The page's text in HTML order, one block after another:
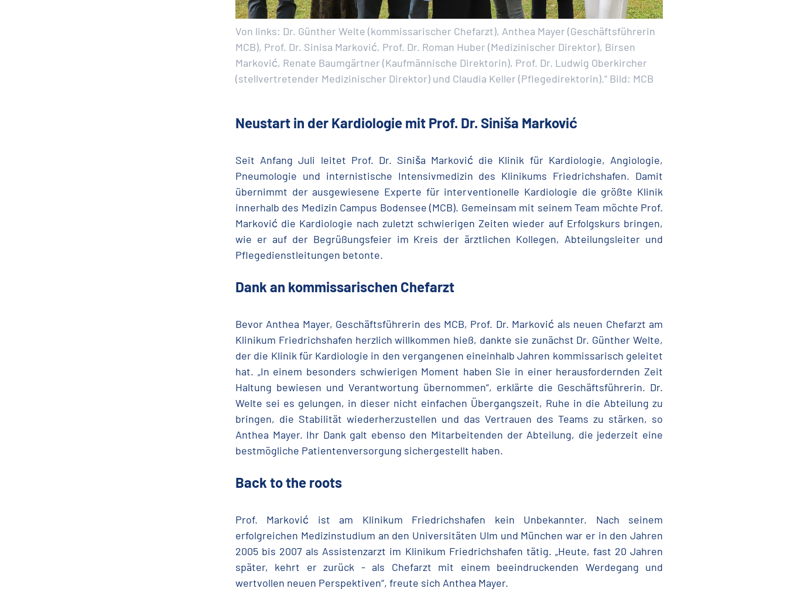
Von links: Dr. Günther Welte (kommissarischer Chefarzt), Anthea Mayer (Geschäftsführerin
MCB), Prof. Dr. Sinisa Marković, Prof. Dr. Roman Huber (Medizinischer Direktor), Birsen
Marković, Renate Baumgärtner (Kaufmännische Direktorin), Prof. Dr. Ludwig Oberkircher
(stellvertretender Medizinischer Direktor) und Claudia Keller (Pflegedirektorin).“ Bild: MCB
Neustart in der Kardiologie mit Prof. Dr. Siniša Marković
Seit Anfang Juli leitet Prof. Dr. Siniša Marković die Klinik für Kardiologie, Angiologie,
Pneumologie und internistische Intensivmedizin des Klinikums Friedrichshafen. Damit
übernimmt der ausgewiesene Experte für interventionelle Kardiologie die größte Klinik
innerhalb des Medizin Campus Bodensee (MCB). Gemeinsam mit seinem Team möchte Prof.
Marković die Kardiologie nach zuletzt schwierigen Zeiten wieder auf Erfolgskurs bringen,
wie er auf der Begrüßungsfeier im Kreis der ärztlichen Kollegen, Abteilungsleiter und
Pflegedienstleitungen betonte.
Dank an kommissarischen Chefarzt
Bevor Anthea Mayer, Geschäftsführerin des MCB, Prof. Dr. Marković als neuen Chefarzt am
Klinikum Friedrichshafen herzlich willkommen hieß, dankte sie zunächst Dr. Günther Welte,
der die Klinik für Kardiologie in den vergangenen eineinhalb Jahren kommissarisch geleitet
hat. „In einem besonders schwierigen Moment haben Sie in einer herausfordernden Zeit
Haltung bewiesen und Verantwortung übernommen“, erklärte die Geschäftsführerin. Dr.
Welte sei es gelungen, in dieser nicht einfachen Übergangszeit, Ruhe in die Abteilung zu
bringen, die Stabilität wiederherzustellen und das Vertrauen des Teams zu stärken, so
Anthea Mayer. Ihr Dank galt ebenso den Mitarbeitenden der Abteilung, die jederzeit eine
bestmögliche Patientenversorgung sichergestellt haben.
Back to the roots
Prof. Marković ist am Klinikum Friedrichshafen kein Unbekannter. Nach seinem
erfolgreichen Medizinstudium an den Universitäten Ulm und München war er in den Jahren
2005 bis 2007 als Assistenzarzt im Klinikum Friedrichshafen tätig. „Heute, fast 20 Jahren
später, kehrt er zurück - als Chefarzt mit einem beeindruckenden Werdegang und
wertvollen neuen Perspektiven“, freute sich Anthea Mayer.